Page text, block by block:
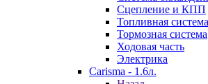
Сцепление и КПП
Топливная система
Тормозная система
Ходовая часть
Электрика
Carisma - 1.6л.